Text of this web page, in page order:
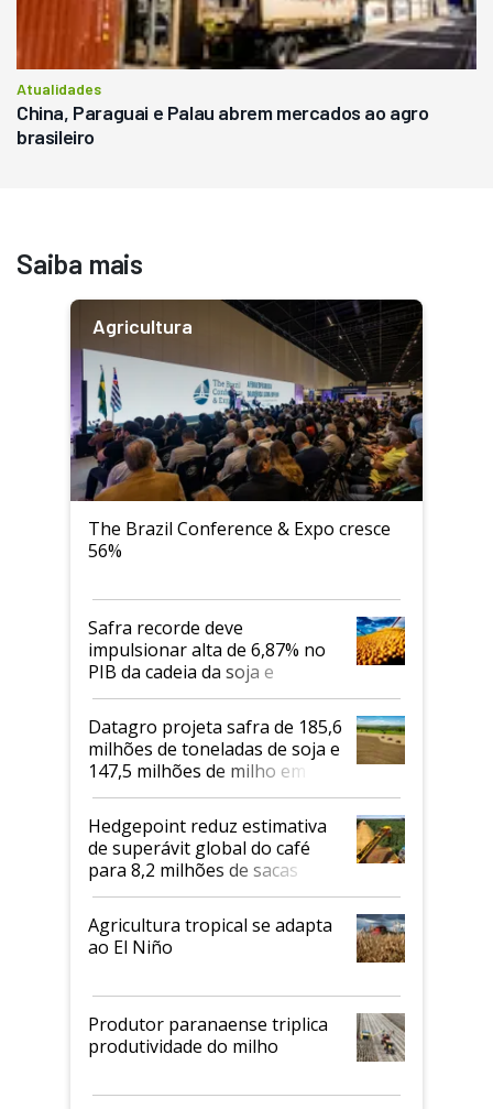
Atualidades
China, Paraguai e Palau abrem mercados ao agro
brasileiro
Saiba mais
Agricultura
The Brazil Conference & Expo cresce
56%
Safra recorde deve
impulsionar alta de 6,87% no
PIB da cadeia da soja e
biodiesel em 2026
Datagro projeta safra de 185,6
milhões de toneladas de soja e
147,5 milhões de milho em
2026/27
Hedgepoint reduz estimativa
de superávit global do café
para 8,2 milhões de sacas
Agricultura tropical se adapta
ao El Niño
Produtor paranaense triplica
produtividade do milho